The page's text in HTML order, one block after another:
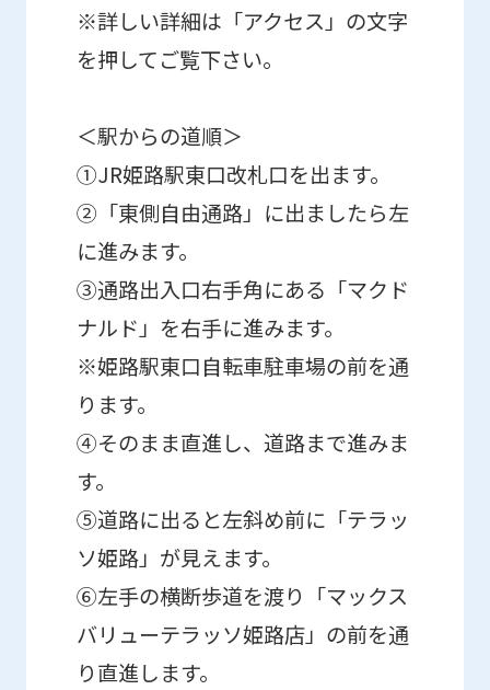
※詳しい詳細は 「アクセス」 の文字
を押してご覧下さい。
＜駅からの道順＞
①JR姫路駅東口改札口を出ます。
②「東側自由通路」に出ましたら左
に進みます。
③通路出入口右手角にある「マクド
ナルド」を右手に進みます。
※姫路駅東口自転車駐車場の前を通
ります。
④そのまま直進し、道路まで進みま
す。
⑤道路に出ると左斜め前に「テラッ
ソ姫路」が見えます。
⑥左手の横断歩道を渡り「マックス
バリューテラッソ姫路店」の前を通
り直進します。